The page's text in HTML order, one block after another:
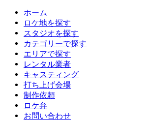
ホーム
ロケ地を探す
スタジオを探す
カテゴリーで探す
エリアで探す
レンタル業者
キャスティング
打ち上げ会場
制作依頼
ロケ弁
お問い合わせ